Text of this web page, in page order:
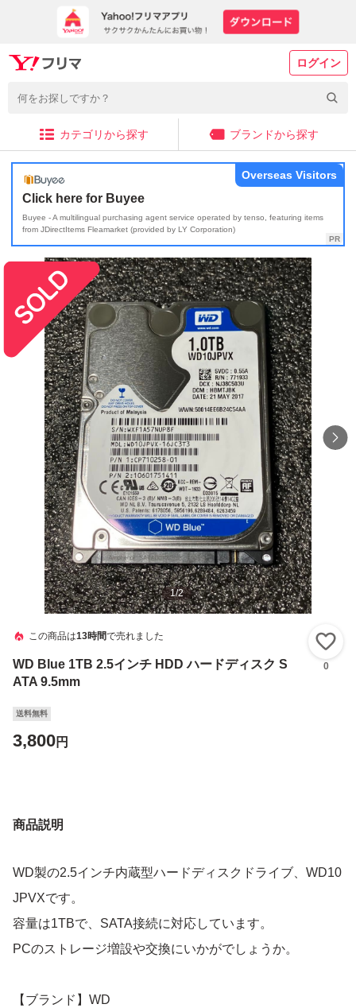
ログイン
カテゴリから探す ブランドから探す
Click here for Buyee
Buyee - A multilingual purchasing agent service operated by tenso, featuring items
from JDirectItems Fleamarket (provided by LY Corporation)
Overseas Visitors
1/2
この商品は13時間で売れました
WD Blue 1TB 2.5インチ HDD ハードディスク S
ATA 9.5mm
0
送料無料
3,800円
商品説明
WD製の2.5インチ内蔵型ハードディスクドライブ、WD10
JPVXです。
容量は1TBで、SATA接続に対応しています。
PCのストレージ増設や交換にいかがでしょうか。
【ブランド】WD